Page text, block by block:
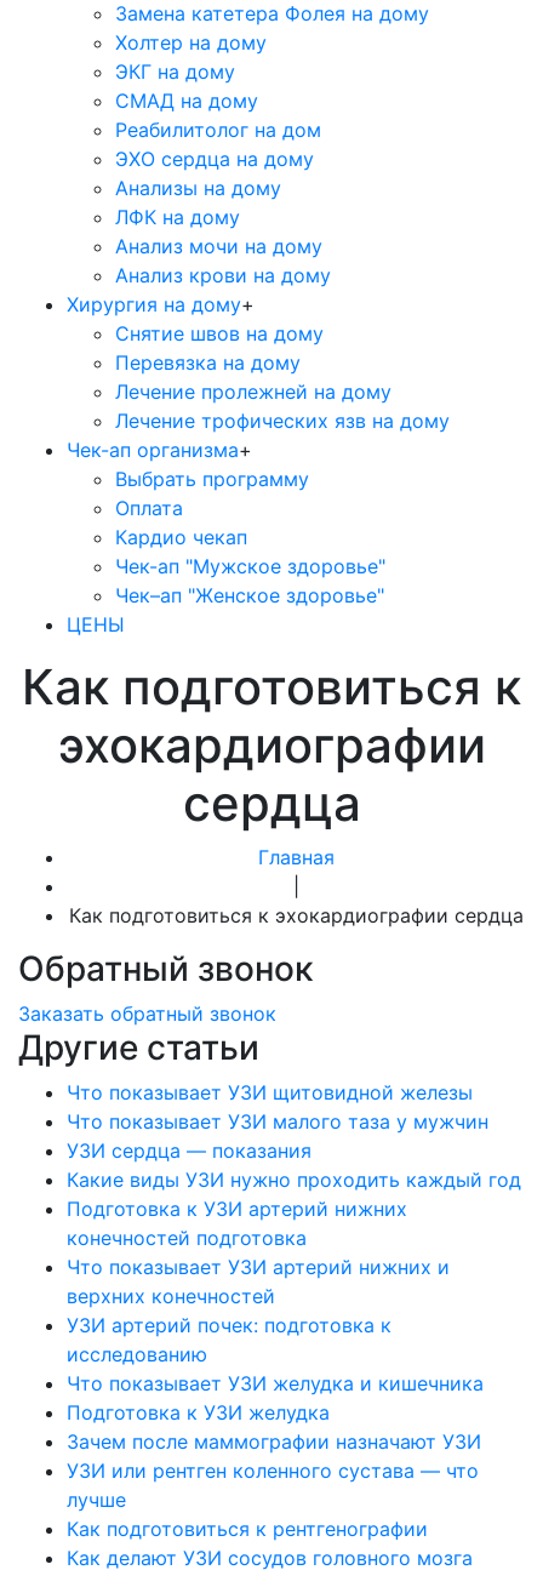
Замена катетера Фолея на дому
Холтер на дому
ЭКГ на дому
СМАД на дому
Реабилитолог на дом
ЭХО сердца на дому
Анализы на дому
ЛФК на дому
Анализ мочи на дому
Анализ крови на дому
Хирургия на дому+
Снятие швов на дому
Перевязка на дому
Лечение пролежней на дому
Лечение трофических язв на дому
Чек-ап организма+
Выбрать программу
Оплата
Кардио чекап
Чек-ап "Мужское здоровье"
Чек–ап "Женское здоровье"
ЦЕНЫ
Как подготовиться к
эхокардиографии
сердца
Главная
Как подготовиться к эхокардиографии сердца
Обратный звонок
Заказать обратный звонок
Другие статьи
Что показывает УЗИ щитовидной железы
Что показывает УЗИ малого таза у мужчин
УЗИ сердца — показания
Какие виды УЗИ нужно проходить каждый год
Подготовка к УЗИ артерий нижних
конечностей подготовка
Что показывает УЗИ артерий нижних и
верхних конечностей
УЗИ артерий почек: подготовка к
исследованию
Что показывает УЗИ желудка и кишечника
Подготовка к УЗИ желудка
Зачем после маммографии назначают УЗИ
УЗИ или рентген коленного сустава — что
лучше
Как подготовиться к рентгенографии
Как делают УЗИ сосудов головного мозга